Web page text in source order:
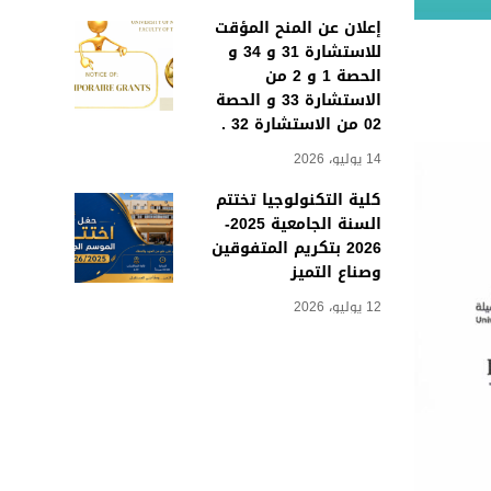
إعلان عن المنح المؤقت
للاستشارة 31 و 34 و
الحصة 1 و 2 من
الاستشارة 33 و الحصة
02 من الاستشارة 32 .
14 يوليو، 2026
كلية التكنولوجيا تختتم
السنة الجامعية 2025-
2026 بتكريم المتفوقين
وصناع التميز
12 يوليو، 2026